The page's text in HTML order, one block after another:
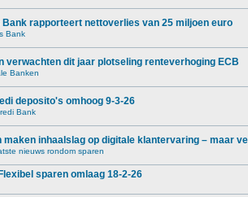
Bank rapporteert nettoverlies van 25 miljoen euro
Bank
verwachten dit jaar plotseling renteverhoging ECB
Banken
deposito's omhoog 9-3-26
Bank
maken inhaalslag op digitale klantervaring – maar
nieuws rondom sparen
sparen omlaag 18-2-26